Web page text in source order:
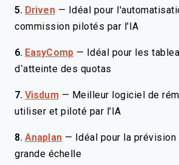
5. Driven —
Idéal pour
commission pilotés par l'IA
6. EasyComp —
Idéal pour les
d’atteinte des quotas
7. Visdum — Meilleur logiciel de
utiliser et piloté par l'IA
8. Anaplan —
Idéal pour la
grande échelle